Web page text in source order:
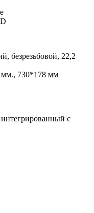
безрезьбовой, 22,2
мм., 730*178 мм
с